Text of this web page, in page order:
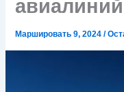
Маршировать 9, 2024/